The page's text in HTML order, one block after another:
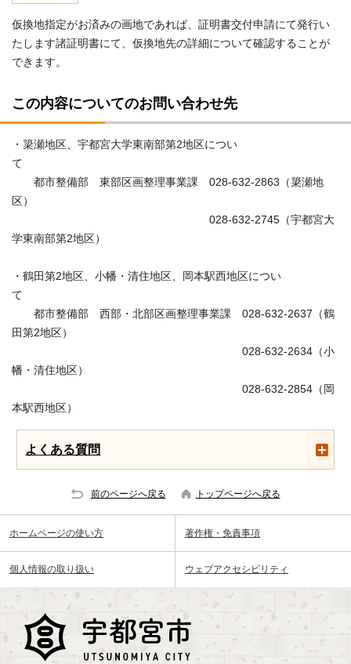
仮換地指定がお済みの画地であれば、証明書交付申請にて発行い
たします諸証明書にて、仮換地先の詳細について確認することが
できます。
この内容についてのお問い合わせ先
・簗瀬地区、宇都宮大学東南部第2地区につい
て
都市整備部 東部区画整理事業課 028-632-2863（簗瀬地
区）
028-632-2745（宇都宮大
学東南部第2地区）
・鶴田第2地区、小幡・清住地区、岡本駅西地区につい
て
都市整備部 西部・北部区画整理事業課 028-632-2637（鶴
田第2地区）
028-632-2634（小
幡・清住地区）
028-632-2854（岡
本駅西地区）
よくある質問
前のページへ戻る トップページへ戻る
ホームページの使い方 著作権・免責事項
個人情報の取り扱い ウェブアクセシビリティ